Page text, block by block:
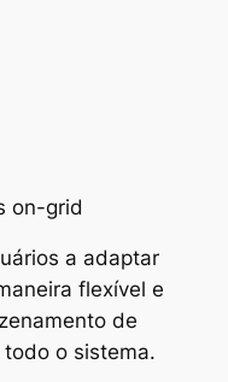
on-grid
a adaptar
flexível e
de
o sistema.